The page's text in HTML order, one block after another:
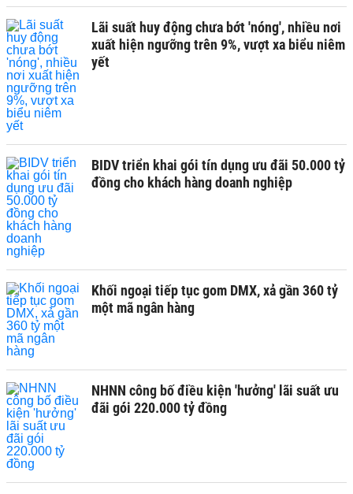
Lãi suất huy động chưa bớt 'nóng', nhiều nơi
xuất hiện ngưỡng trên 9%, vượt xa biểu niêm
yết
BIDV triển khai gói tín dụng ưu đãi 50.000 tỷ
đồng cho khách hàng doanh nghiệp
Khối ngoại tiếp tục gom DMX, xả gần 360 tỷ
một mã ngân hàng
NHNN công bố điều kiện 'hưởng' lãi suất ưu
đãi gói 220.000 tỷ đồng